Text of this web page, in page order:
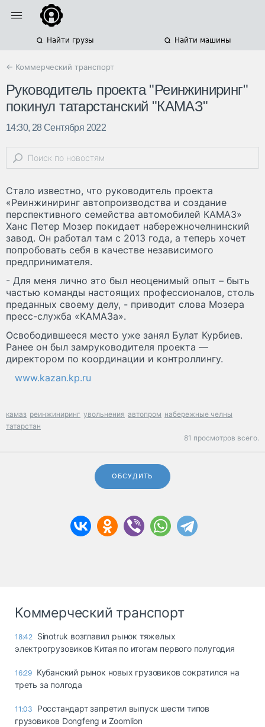
Найти грузы Найти машины
← Коммерческий транспорт
Руководитель проекта "Реинжиниринг"
покинул татарстанский "КАМАЗ"
14:30, 28 Сентября 2022
Стало известно, что руководитель проекта
«Реинжиниринг автопроизводства и создание
перспективного семейства автомобилей КАМАЗ»
Ханс Петер Мозер покидает набережночелнинский
завод. Он работал там с 2013 года, а теперь хочет
попробовать себя в качестве независимого
предпринимателя.
- Для меня лично это был неоценимый опыт – быть
частью команды настоящих профессионалов, столь
преданных своему делу, - приводит слова Мозера
пресс-служба «КАМАЗа».
Освободившееся место уже занял Булат Курбиев.
Ранее он был замруководителя проекта —
директором по координации и контроллингу.
www.kazan.kp.ru
камаз реинжиниринг увольнения автопром набережные челны
татарстан
81 просмотров всего.
ОБСУДИТЬ
Коммерческий транспорт
18:42 Sinotruk возглавил рынок тяжелых
электрогрузовиков Китая по итогам первого полугодия
16:29 Кубанский рынок новых грузовиков сократился на
треть за полгода
11:03
Росстандарт запретил выпуск шести типов
грузовиков Dongfeng и Zoomlion